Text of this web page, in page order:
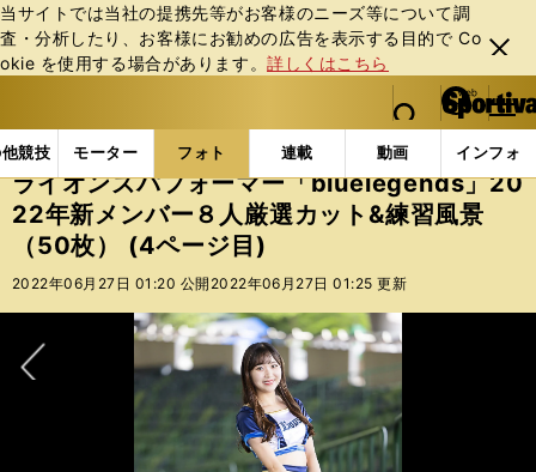
当サイトでは当社の提携先等がお客様のニーズ等について調
査・分析したり、お客様にお勧めの広告を表⽰する⽬的で Co
okie を使⽤する場合があります。詳しくはこちら
閉じ
る
web Sportiva (webスポルティーバ)
検索
マイペ
ー
ジ
メニュ
競技 モーター フォト 連載 動画 インフォ
b
ス
ポ
ル
テ
ー
バ
フォトギャラリー ライオンズパフォーマー「
ライオンズパフォーマー「bluelegends」20
22年新メンバー８人厳選カット&練習風景
（50枚） (4ページ目)
2022年06月27日 01:20 公開 2022年06月27日 01:25 更新